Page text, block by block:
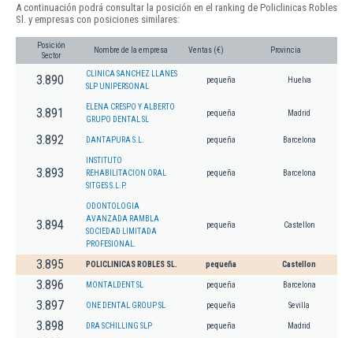
A continuación podrá consultar la posición en el ranking de Policlinicas Robles
Sl. y empresas con posiciones similares:
Posición
Sector
Nombre de la empresa Ventas (€) Provincia
3.890
CLINICA SANCHEZ LLANES
SLP UNIPERSONAL
pequeña Huelva
3.891
ELENA CRESPO Y ALBERTO
GRUPO DENTAL SL
pequeña Madrid
3.892 DANTAPURA S.L. pequeña Barcelona
3.893
INSTITUTO
REHABILITACION ORAL
SITGES S.L.P.
pequeña Barcelona
3.894
ODONTOLOGIA
AVANZADA RAMBLA
SOCIEDAD LIMITADA
PROFESIONAL.
pequeña Castellon
3.895 POLICLINICAS ROBLES SL. pequeña Castellon
3.896 MONTALDENT SL pequeña Barcelona
3.897 ONE DENTAL GROUP SL pequeña Sevilla
3.898 DRA SCHILLING SLP pequeña Madrid